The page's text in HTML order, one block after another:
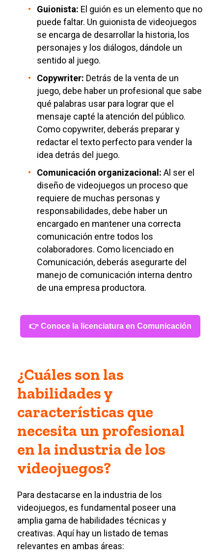
Guionista: El guión es un elemento que no
puede faltar. Un guionista de videojuegos
se encarga de desarrollar la historia, los
personajes y los diálogos, dándole un
sentido al juego.
Copywriter: Detrás de la venta de un
juego, debe haber un profesional que sabe
qué palabras usar para lograr que el
mensaje capté la atención del público.
Como copywriter, deberás preparar y
redactar el texto perfecto para vender la
idea detrás del juego.
Comunicación organizacional: Al ser el
diseño de videojuegos un proceso que
requiere de muchas personas y
responsabilidades, debe haber un
encargado en mantener una correcta
comunicación entre todos los
colaboradores. Como licenciado en
Comunicación, deberás asegurarte del
manejo de comunicación interna dentro
de una empresa productora.
👉 Conoce la licenciatura en Comunicación
¿Cuáles son las
habilidades y
características que
necesita un profesional
en la industria de los
videojuegos?
Para destacarse en la industria de los
videojuegos, es fundamental poseer una
amplia gama de habilidades técnicas y
creativas. Aquí hay un listado de temas
relevantes en ambas áreas: